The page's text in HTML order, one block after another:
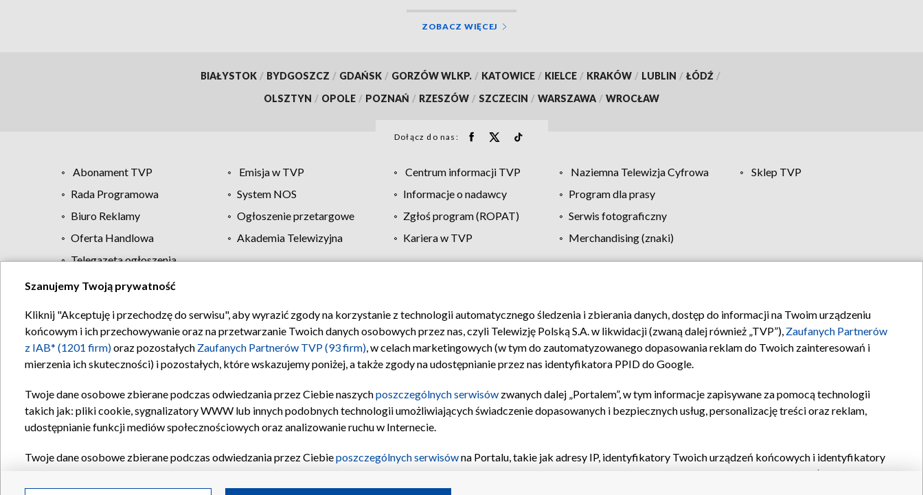
ZOBACZ WIĘCEJ
BIAŁYSTOK / BYDGOSZCZ / GDAŃSK / GORZÓW WLKP. / KATOWICE / KIELCE / KRAKÓW / LUBLIN / ŁÓDŹ /
OLSZTYN / OPOLE / POZNAŃ / RZESZÓW / SZCZECIN / WARSZAWA / WROCŁAW
Dołącz do nas:
Abonament TVP Emisja w TVP Centrum informacji TVP Naziemna Telewizja Cyfrowa
Sklep TVP
Rada Programowa
System NOS Informacje o nadawcy
Program dla prasy
Biuro Reklamy
Ogłoszenie przetargowe Zgłoś program (ROPAT)
Serwis fotograficzny
Oferta Handlowa
Akademia Telewizyjna Kariera w TVP
Merchandising (znaki)
Telegazeta ogłoszenia
Regulamin TVP Polityka prywatności Moje zgody Pomoc Biuro reklamy Kontakt
Szanujemy Twoją prywatność
Kliknij "Akceptuję i przechodzę do serwisu", aby wyrazić zgody na korzystanie z technologii automatycznego śledzenia i zbierania danych, dostęp do informacji na Twoim urządzeniu
końcowym i ich przechowywanie oraz na przetwarzanie Twoich danych osobowych przez nas, czyli Telewizję Polską S.A. w likwidacji (zwaną dalej również „TVP”), Zaufanych Partnerów
z IAB* (1201 firm)oraz pozostałych Zaufanych Partnerów TVP (93 firm), w celach marketingowych (w tym do zautomatyzowanego dopasowania reklam do Twoich zainteresowań i
mierzenia ich skuteczności) i pozostałych, które wskazujemy poniżej, a także zgody na udostępnianie przez nas identyfikatora PPID do Google.
Twoje dane osobowe zbierane podczas odwiedzania przez Ciebie naszychposzczególnych serwisów zwanych dalej „Portalem”, w tym informacje zapisywane za pomocą technologii
takich jak: pliki cookie, sygnalizatory WWW lub innych podobnych technologii umożliwiających świadczenie dopasowanych i bezpiecznych usług, personalizację treści oraz reklam,
udostępnianie funkcji mediów społecznościowych oraz analizowanie ruchu w Internecie.
Twoje dane osobowe zbierane podczas odwiedzania przez Ciebieposzczególnych serwisówna Portalu, takie jak adresy IP, identyfikatory Twoich urządzeń końcowych i identyfikatory
oraz pozostałych
Partnerów TVPdla realizacji następujących celów i funkcji: przechowywania informacji na urządzeniu lub dostęp do nich, wyboru podstawowych reklam, wyboru spersonalizowanych